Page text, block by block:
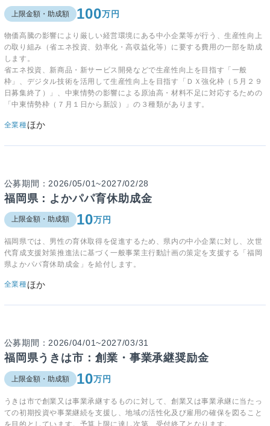
上限金額・助成額 100万円
物価高騰の影響により厳しい経営環境にある中小企業等が行う、生産性向上
の取り組み（省エネ投資、効率化・高収益化等）に要する費用の一部を助成
します。
省エネ投資、新商品・新サービス開発などで生産性向上を目指す「一般
枠」、デジタル技術を活用して生産性向上を目指す「ＤＸ強化枠（５月２９
日募集終了）」、中東情勢の影響による原油高・材料不足に対応するための
「中東情勢枠（７月１日から新設）」の３種類があります。
全業種ほか
公募期間：2026/05/01~2027/02/28
福岡県：よかパパ育休助成金
上限金額・助成額 10万円
福岡県では、男性の育休取得を促進するため、県内の中小企業に対し、次世
代育成支援対策推進法に基づく一般事業主行動計画の策定を支援する「福岡
県よかパパ育休助成金」を給付します。
全業種ほか
公募期間：2026/04/01~2027/03/31
福岡県うきは市：創業・事業承継奨励金
上限金額・助成額 10万円
うきは市で創業又は事業承継するものに対して、創業又は事業承継に当たっ
ての初期投資や事業継続を支援し、地域の活性化及び雇用の確保を図ること
を目的としています。予算上限に達し次第、受付終了となります。